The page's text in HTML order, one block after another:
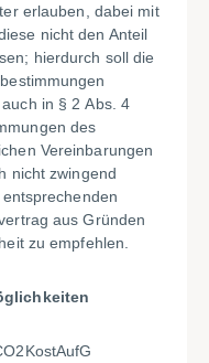
erlauben, dabei mit
nicht den Anteil
hierdurch soll die
in § 2 Abs. 4
des
Vereinbarungen
nicht zwingend
aus Gründen
zu empfehlen.